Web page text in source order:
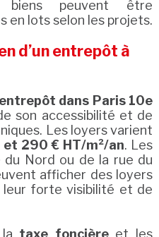
biens peuvent être
en lots selon les projets.
d’un entrepôt à
dans Paris 10e
son accessibilité et de
Les loyers varient
et 290 € HT/m²/an. Les
du Nord ou de la rue du
afficher des loyers
leur forte visibilité et de
taxe foncièreet les